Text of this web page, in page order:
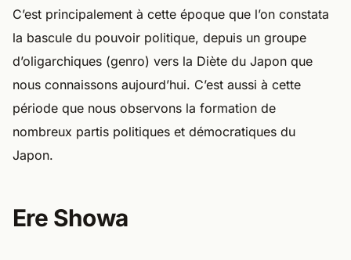
C’est principalement à cette époque que l’on constata
la bascule du pouvoir politique, depuis un groupe
d’oligarchiques (genro) vers la Diète du Japon que
nous connaissons aujourd’hui. C’est aussi à cette
période que nous observons la formation de
nombreux partis politiques et démocratiques du
Japon.
Ere Showa